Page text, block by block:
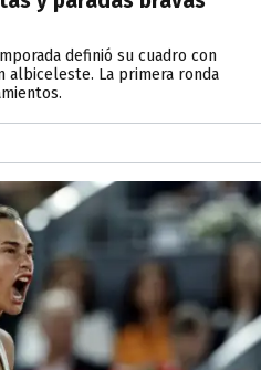
definió su cuadro con
albiceleste. La primera ronda